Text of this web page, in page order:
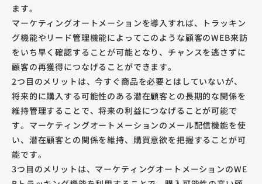
ます。
マーケティングオートメーションを導入すれば、トラッキン
グ機能やリード管理機能によってこのような顧客のWEB来訪
をいち早く確認することが可能となり、チャンスを逃さずに
顧客の再獲得につなげることができます。
2つ目のメリットは、今すぐ商品を必要とはしていないが、
将来的に購入する可能性のある潜在顧客との長期的な関係を
維持管理することで、将来の利益につなげることが可能で
す。マーケティングオートメーションのメール配信機能を使
い、潜在顧客との関係を維持、購買意欲を把握することが可
能です。
3つ目のメリットは、マーケティングオートメーションのWE